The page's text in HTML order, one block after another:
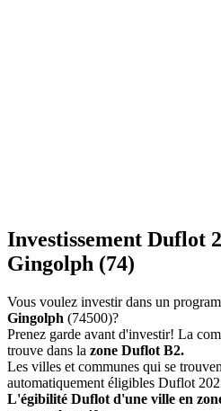
Investissement Duflot
Gingolph (74)
Vous voulez investir dans un
Gingolph (74500)?
Prenez garde avant d'investir! La
trouve dans la zone Duflot B2.
Les villes et communes qui se
automatiquement éligibles Duflot
L'égibilité Duflot d'une ville en